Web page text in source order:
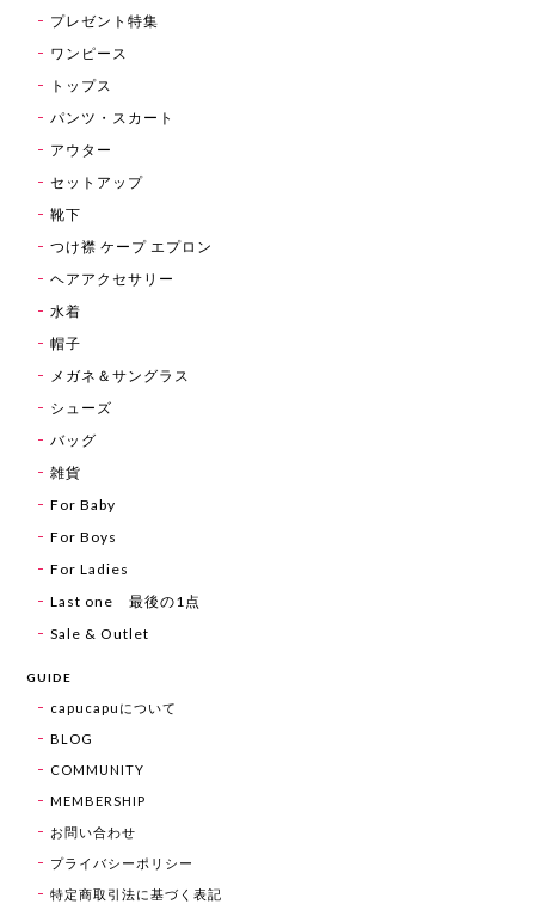
プレゼント特集
ワンピース
トップス
パンツ・スカート
アウター
セットアップ
靴下
つけ襟 ケープ エプロン
ヘアアクセサリー
水着
帽子
メガネ＆サングラス
シューズ
バッグ
雑貨
For Baby
For Boys
For Ladies
Last one 最後の1点
Sale & Outlet
GUIDE
capucapuについて
BLOG
COMMUNITY
MEMBERSHIP
お問い合わせ
プライバシーポリシー
特定商取引法に基づく表記